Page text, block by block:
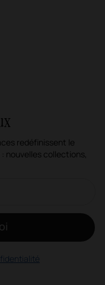
redéfinissent le
collections,